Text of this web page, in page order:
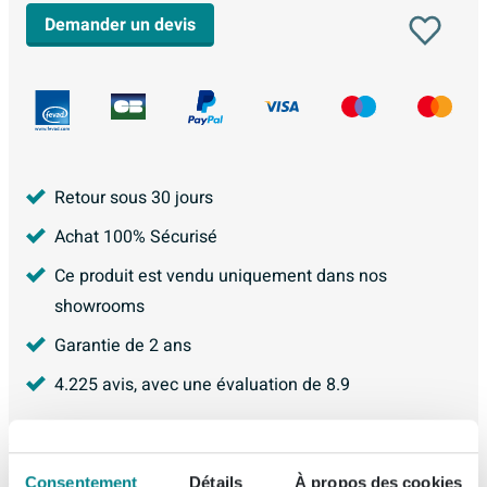
Consentement Détails À propos des cookies
Demander un devis
Retour sous 30 jours
Achat 100% Sécurisé
Ce produit est vendu uniquement dans nos
showrooms
Garantie de 2 ans
4.225avis, avec une évaluation de 8.9
Produit de remplacement